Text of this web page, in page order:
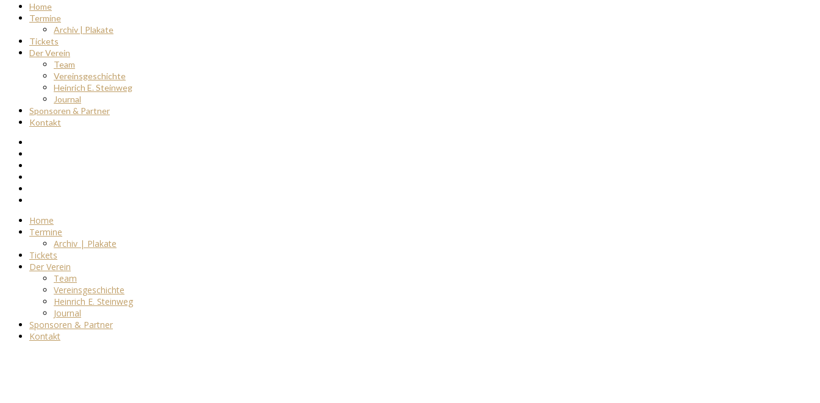
Home
Termine
Archiv | Plakate
Tickets
Der Verein
Team
Vereinsgeschichte
Heinrich E. Steinweg
Journal
Sponsoren & Partner
Kontakt
Home
Termine
Archiv | Plakate
Tickets
Der Verein
Team
Vereinsgeschichte
Heinrich E. Steinweg
Journal
Sponsoren & Partner
Kontakt